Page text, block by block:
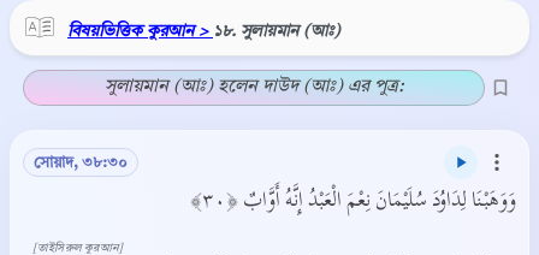
বিষয়ভিত্তিক কুরআন > ১৮. সুলায়মান (আঃ)
সুলায়মান (আঃ) হলেন দাউদ (আঃ) এর পুত্র:
সোয়াদ, ৩৮:৩০
وَوَهَبْنَا لِدَاوُدَ سُلَيْمَانَ نِعْمَ الْعَبْدُ إِنَّهُ أَوَّابٌ ﴿٣٠﴾
[তাইসিরুল কুরআন]